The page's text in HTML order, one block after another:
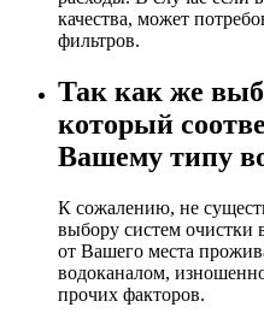
качества, может
фильтров.
Так как же
который
Вашему типу
К сожалению, не
выбору систем очистки
от Вашего места
водоканалом,
прочих факторов.